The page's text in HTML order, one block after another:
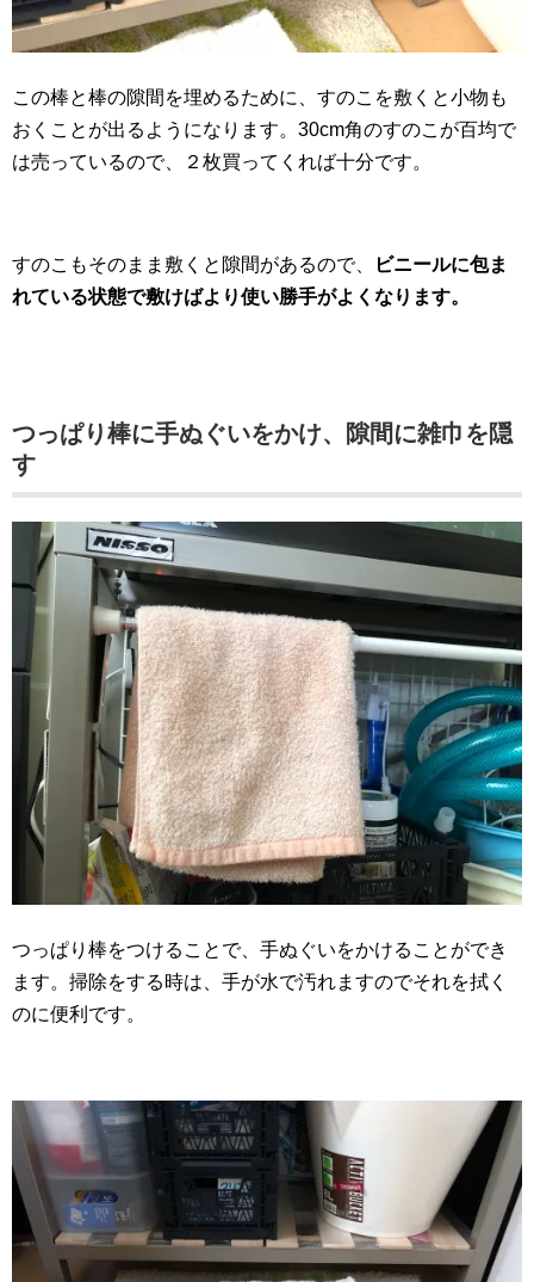
この棒と棒の隙間を埋めるために、すのこを敷くと小物も
おくことが出るようになります。30cm角のすのこが百均で
は売っているので、２枚買ってくれば十分です。
すのこもそのまま敷くと隙間があるので、
ビニールに包ま
れている状態で敷けばより使い勝手がよくなります。
つっぱり棒に手ぬぐいをかけ、隙間に雑巾を隠
す
つっぱり棒をつけることで、手ぬぐいをかけることができ
ます。掃除をする時は、手が水で汚れますのでそれを拭く
のに便利です。